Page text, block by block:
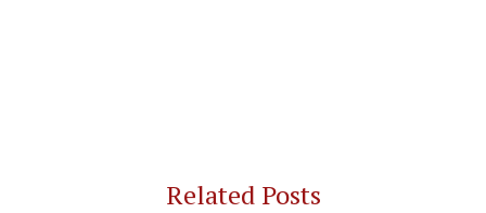
Related Posts